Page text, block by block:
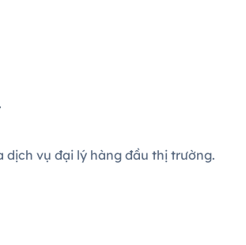
vụ đại lý hàng đầu thị trường.